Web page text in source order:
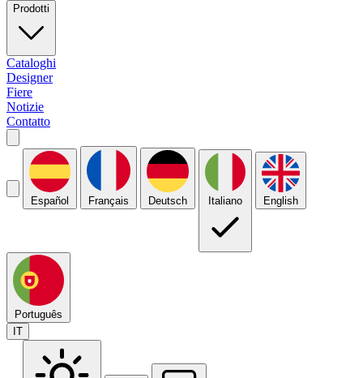
Prodotti
Cataloghi
Designer
Fiere
Notizie
Contatto
Español Français Deutsch Italiano English
Português
IT